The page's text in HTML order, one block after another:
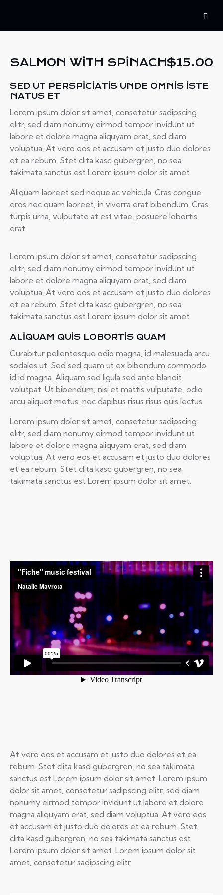
SALMON WITH SPINACH$15.00
SED UT PERSPICIATIS UNDE OMNIS ISTE
NATUS ET
Lorem ipsum dolor sit amet, consetetur sadipscing
elitr, sed diam nonumy eirmod tempor invidunt ut
labore et dolore magna aliquyam erat, sed diam
voluptua. At vero eos et accusam et justo duo dolores
et ea rebum. Stet clita kasd gubergren, no sea
takimata sanctus est Lorem ipsum dolor sit amet.
Aliquam laoreet sed neque ac vehicula. Cras congue
eros nec quam laoreet, in viverra erat bibendum. Cras
turpis urna, vulputate at est vitae, posuere lobortis
erat.
Lorem ipsum dolor sit amet, consetetur sadipscing
elitr, sed diam nonumy eirmod tempor invidunt ut
labore et dolore magna aliquyam erat, sed diam
voluptua. At vero eos et accusam et justo duo dolores
et ea rebum. Stet clita kasd gubergren, no sea
takimata sanctus est Lorem ipsum dolor sit amet.
ALIQUAM QUIS LOBORTIS QUAM
Curabitur pellentesque odio magna, id malesuada arcu
sodales ut. Sed sed quam ut ex bibendum commodo
id id magna. Aliquam sed ligula sed ante blandit
volutpat. Ut bibendum, nisi et mattis vulputate, odio
arcu aliquet metus, nec dapibus risus risus quis lectus.
Lorem ipsum dolor sit amet, consetetur sadipscing
elitr, sed diam nonumy eirmod tempor invidunt ut
labore et dolore magna aliquyam erat, sed diam
voluptua. At vero eos et accusam et justo duo dolores
et ea rebum. Stet clita kasd gubergren, no sea
takimata sanctus est Lorem ipsum dolor sit amet.
At vero eos et accusam et justo duo dolores et ea
rebum. Stet clita kasd gubergren, no sea takimata
sanctus est Lorem ipsum dolor sit amet. Lorem ipsum
dolor sit amet, consetetur sadipscing elitr, sed diam
nonumy eirmod tempor invidunt ut labore et dolore
magna aliquyam erat, sed diam voluptua. At vero eos
et accusam et justo duo dolores et ea rebum. Stet
clita kasd gubergren, no sea takimata sanctus est
Lorem ipsum dolor sit amet. Lorem ipsum dolor sit
amet, consetetur sadipscing elitr.